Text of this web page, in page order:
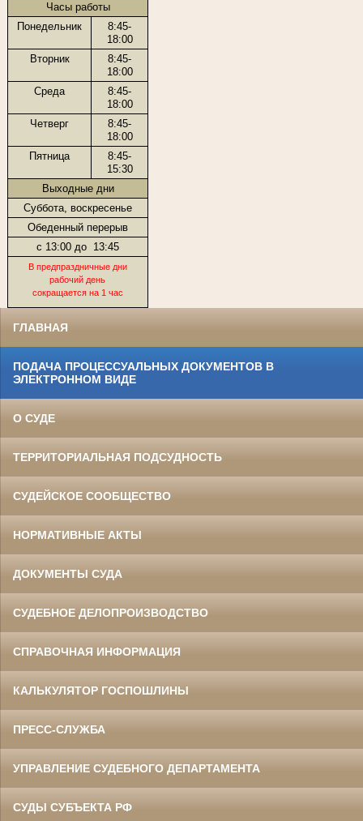
Часы работы
Понедельник
8:45-
18:00
Вторник
8:45-
18:00
Среда
8:45-
18:00
Четверг
8:45-
18:00
Пятница
8:45-
15:30
Выходные дни
Суббота, воскресенье
Обеденный перерыв
с 13:00 до 13:45
В предпраздничные дни
рабочий день
сокращается на 1 час
ГЛАВНАЯ
ПОДАЧА ПРОЦЕССУАЛЬНЫХ ДОКУМЕНТОВ В
ЭЛЕКТРОННОМ ВИДЕ
О СУДЕ
ТЕРРИТОРИАЛЬНАЯ ПОДСУДНОСТЬ
СУДЕЙСКОЕ СООБЩЕСТВО
НОРМАТИВНЫЕ АКТЫ
ДОКУМЕНТЫ СУДА
СУДЕБНОЕ ДЕЛОПРОИЗВОДСТВО
СПРАВОЧНАЯ ИНФОРМАЦИЯ
КАЛЬКУЛЯТОР ГОСПОШЛИНЫ
ПРЕСС-СЛУЖБА
УПРАВЛЕНИЕ СУДЕБНОГО ДЕПАРТАМЕНТА
СУДЫ СУБЪЕКТА РФ